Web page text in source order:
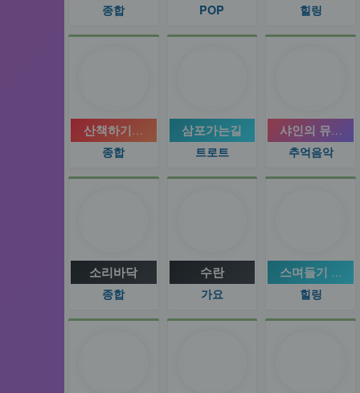
종합 POP 힐링
산책하기좋은날
종합
삼포가는길
트로트
샤인의 뮤직
추억음악
소리바닥
종합
수란
가요
스며들기 좋은
힐링